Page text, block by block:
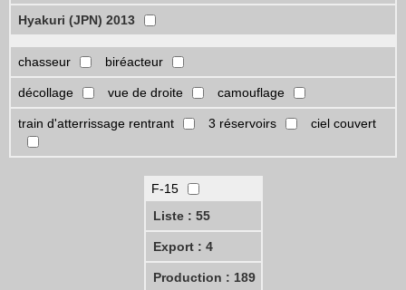
Hyakuri (JPN) 2013
chasseur biréacteur
décollage vue de droite camouflage
train d'atterrissage rentrant 3 réservoirs ciel couvert
F-15
Liste : 55
Export : 4
Production : 189